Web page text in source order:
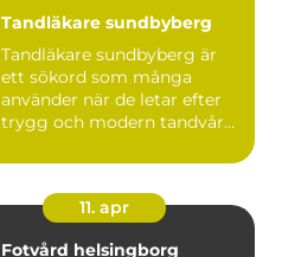
Tandläkare sundbyberg
Tandläkare sundbyberg är
ett sökord som många
använder när de letar efter
trygg och modern tandvård
11. apr
Fotvård helsingborg